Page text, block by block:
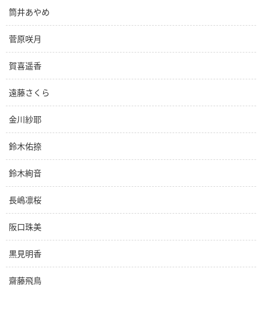
筒井あやめ
菅原咲月
賀喜遥香
遠藤さくら
金川紗耶
鈴木佑捺
鈴木絢音
長嶋凛桜
阪口珠美
黒見明香
齋藤飛鳥